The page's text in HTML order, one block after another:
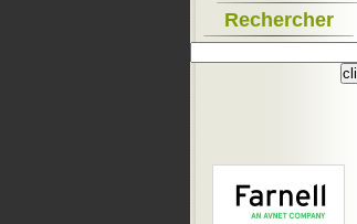
Rechercher